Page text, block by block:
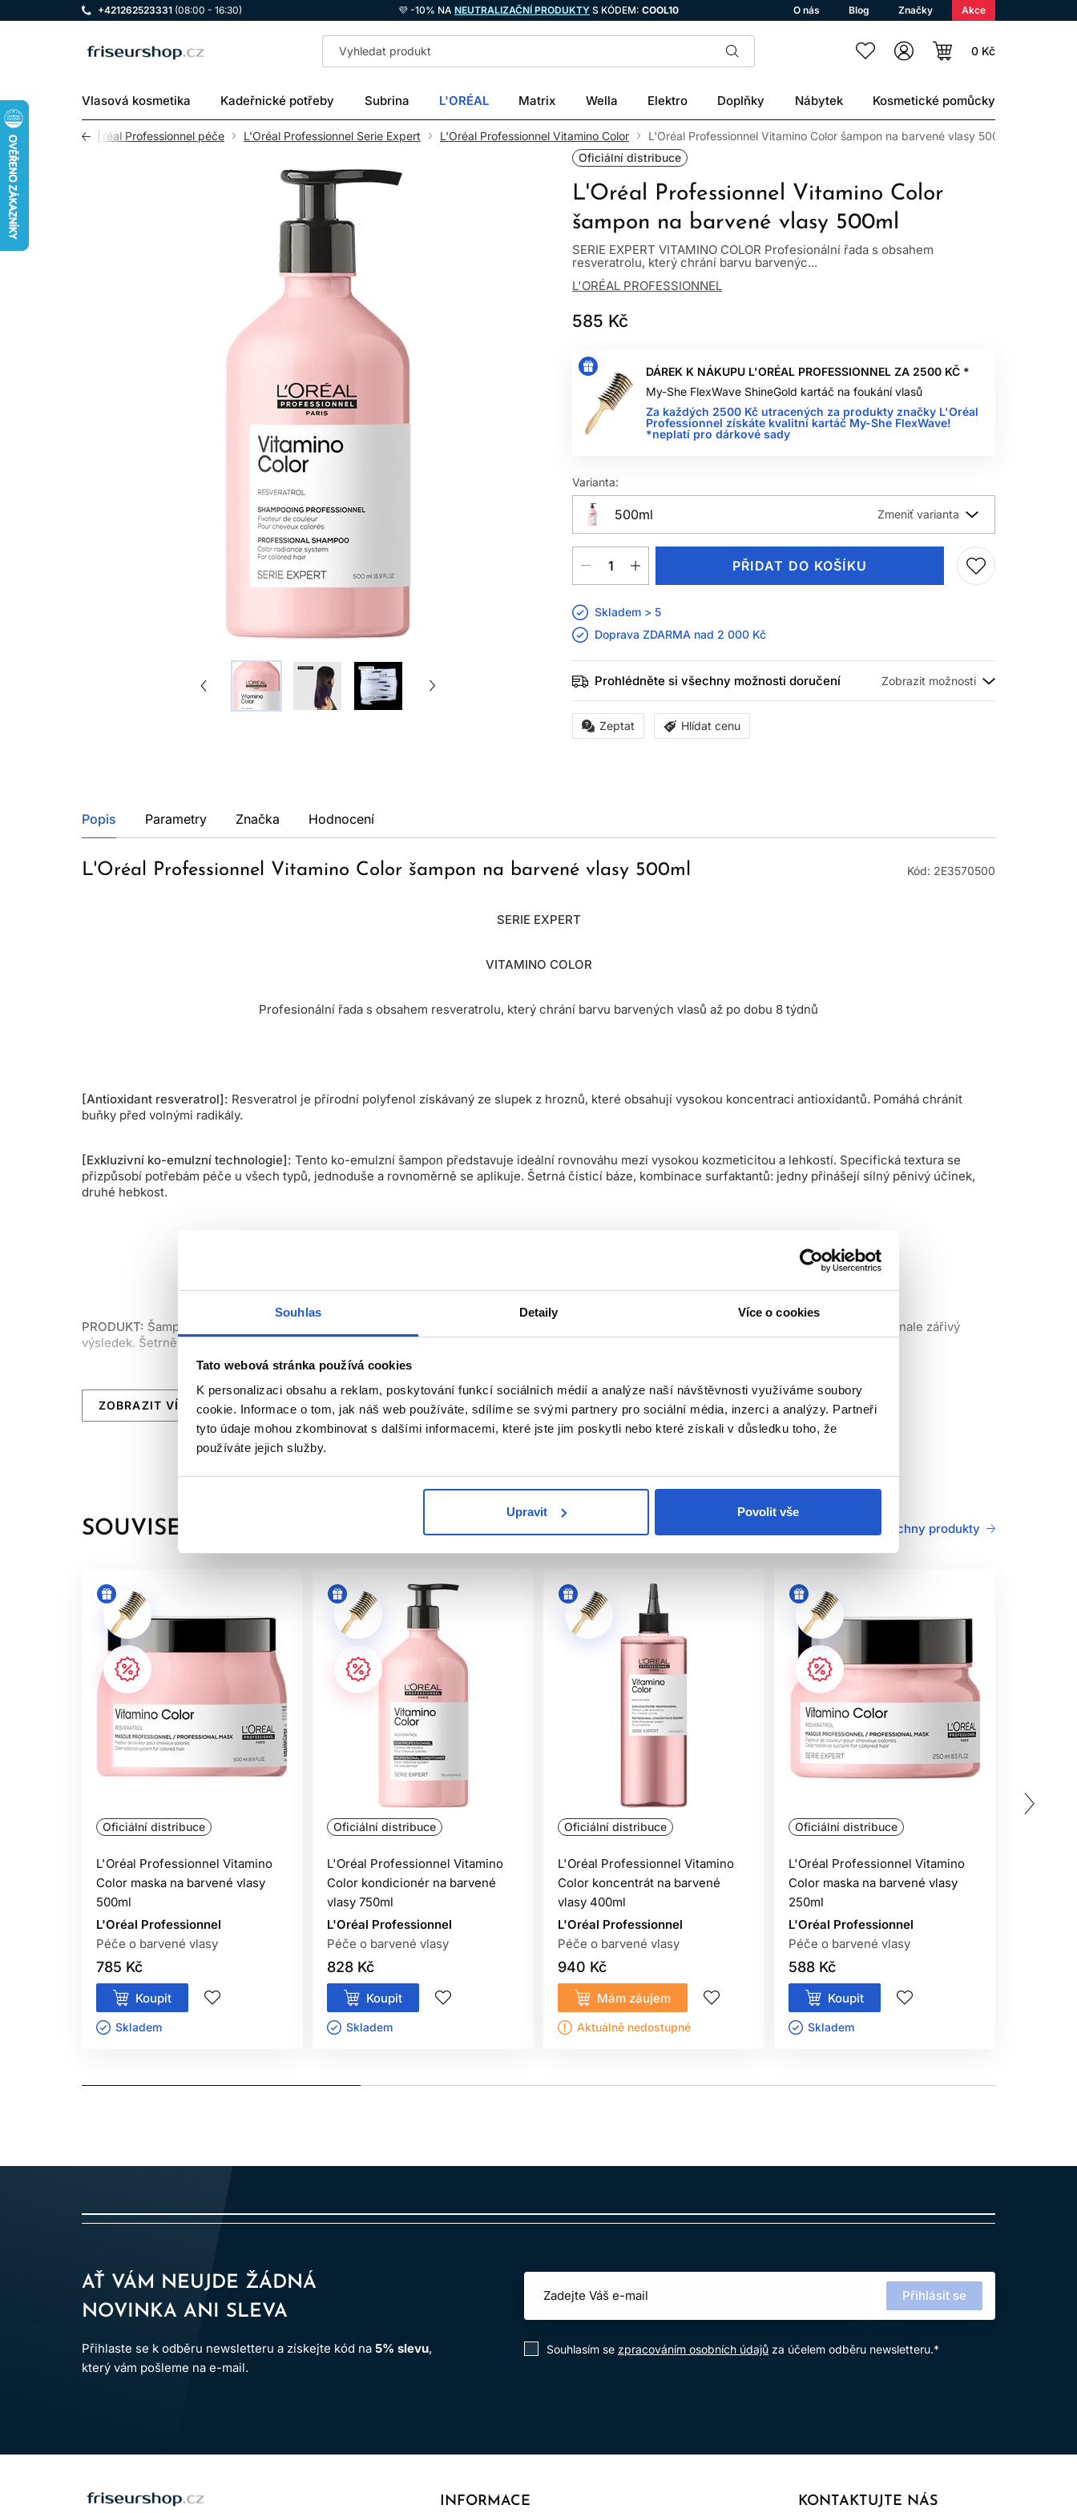
Souhlas Detaily Více o cookies
Tato webová stránka používá cookies
K personalizaci obsahu a reklam, poskytování funkcí sociálních médií a analýze naší návštěvnosti využíváme soubory
cookie. Informace o tom, jak náš web používáte, sdílíme se svými partnery pro sociální média, inzerci a analýzy. Partneři
tyto údaje mohou zkombinovat s dalšími informacemi, které jste jim poskytli nebo které získali v důsledku toho, že
používáte jejich služby.
Upravit Povolit vše
+421262523331 (08:00 - 16:30) 💜 -10% NA NEUTRALIZAČNÍ PRODUKTY S KÓDEM: COOL10 O nás Blog Značky Akce
LOMAX 0 Kč
Vlasová kosmetika Kadeřnické potřeby Subrina L'ORÉAL Matrix Wella Elektro Doplňky Nábytek Kosmetické pomůcky
L'Oréal Professionnel péče L'Oréal Professionnel Serie Expert L'Oréal Professionnel Vitamino Color
L'Oréal Professionnel Vitamino Color šampon na barvené vlasy 500ml
Oficiální distribuce
L'Oréal Professionnel Vitamino Color
šampon na barvené vlasy 500ml
SERIE EXPERT VITAMINO COLOR Profesionální řada s obsahem
resveratrolu, který chrání barvu barvenýc...
L'ORÉAL PROFESSIONNEL
585 Kč
DÁREK K NÁKUPU L'ORÉAL PROFESSIONNEL ZA 2500 KČ *
My-She FlexWave ShineGold kartáč na foukání vlasů
Za každých 2500 Kč utracených za produkty značky L'Oréal
Professionnel získáte kvalitní kartáč My-She FlexWave!
*neplatí pro dárkové sady
Varianta:
500ml
PŘIDAT DO KOŠÍKU
Skladem > 5
Doprava ZDARMA nad 2 000 Kč
Prohlédněte si všechny možnosti doručení
Zeptat Hlídat cenu
Popis Parametry Značka Hodnocení
L'Oréal Professionnel Vitamino Color šampon na barvené vlasy 500ml Kód: 2E3570500
SERIE EXPERT
VITAMINO COLOR
Profesionální řada s obsahem resveratrolu, který chrání barvu barvených vlasů až po dobu 8 týdnů
[Antioxidant resveratrol]: Resveratrol je přírodní polyfenol získávaný ze slupek z hroznů, které obsahují vysokou koncentraci antioxidantů. Pomáhá chránit
buňky před volnými radikály.
[Exkluzivní ko-emulzní technologie]: Tento ko-emulzní šampon představuje ideální rovnováhu mezi vysokou kozmeticitou a lehkostí. Specifická textura se
přizpůsobí potřebám péče u všech typů, jednoduše a rovnoměrně se aplikuje. Šetrná čisticí báze, kombinace surfaktantů: jedny přinášejí silný pěnivý účinek,
druhé hebkost.
PRODUKT: Šampon s obsahem resveratrolu chrání barvu před vyblednutím až po dobu 8 týdnů * a vlasové vlákno před poškozením. Zajistí dokonale zářivý
výsledek. Šetrně zbavuje vlasy nečistot, jsou okamžitě hebčí, lesklejší a chráněné od kořínků po konečky.
APLIKACE:Aplikujte rovnoměrně na mokré vlasy. Napěňte. Důkladně opláchněte.
300 ml, 500 ml, 1500 ml
*Instrumentální test Vitamino Color: šampon + péče / maska
ZOBRAZIT VÍCE
SOUVISEJÍCÍ PRODUKTY Všechny produkty
Oficiální distribuce
L'Oréal Professionnel Vitamino
Color maska ​​na barvené vlasy
500ml
L'Oréal Professionnel
Péče o barvené vlasy
785 Kč
Koupit
Skladem ㅤ
Oficiální distribuce
L'Oréal Professionnel Vitamino
Color kondicionér na barvené
vlasy 750ml
L'Oréal Professionnel
Péče o barvené vlasy
828 Kč
Koupit
Skladem ㅤ
Oficiální distribuce
L'Oréal Professionnel Vitamino
Color koncentrát na barvené
vlasy 400ml
L'Oréal Professionnel
Péče o barvené vlasy
940 Kč
Mám záujem
Aktuálně nedostupné
Oficiální distribuce
L'Oréal Professionnel Vitamino
Color maska ​​na barvené vlasy
250ml
L'Oréal Professionnel
Péče o barvené vlasy
588 Kč
Koupit
Skladem ㅤ
AŤ VÁM NEUJDE ŽÁDNÁ
NOVINKA ANI SLEVA
Přihlaste se k odběru newsletteru a získejte kód na 5% slevu,
který vám pošleme na e-mail.
Přihlásit se
Souhlasím se zpracováním osobních údajů za účelem odběru newsletteru.*
KONTAKTUJTE NÁS
INFORMACE